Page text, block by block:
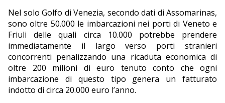
Nel solo Golfo di Venezia, secondo dati di Assomarinas,
sono oltre 50.000 le imbarcazioni nei porti di Veneto e
Friuli delle quali circa 10.000 potrebbe prendere
immediatamente il largo verso porti stranieri
concorrenti penalizzando una ricaduta economica di
oltre 200 milioni di euro tenuto conto che ogni
imbarcazione di questo tipo genera un fatturato
indotto di circa 20.000 euro l’anno.